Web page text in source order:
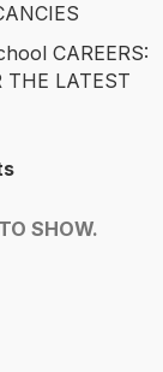
CAREERS:
THE LATEST
SHOW.